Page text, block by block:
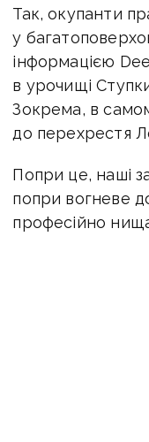
Так, окупанти
у
інформацією
в урочищі
Зокрема, в
до перехрестя
Попри це, наші
попри вогневе
професійно